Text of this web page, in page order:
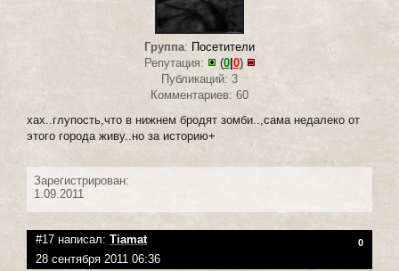
Группа: Посетители
Репутация:
(0| 0)
Публикаций: 3
Комментариев: 60
хах..глупость,что в нижнем бродят зомби..,сама недалеко от
этого города живу..но за историю+
Зарегистрирован:
1.09.2011
#17 написал: Tiamat 0
28 сентября 2011 06:36